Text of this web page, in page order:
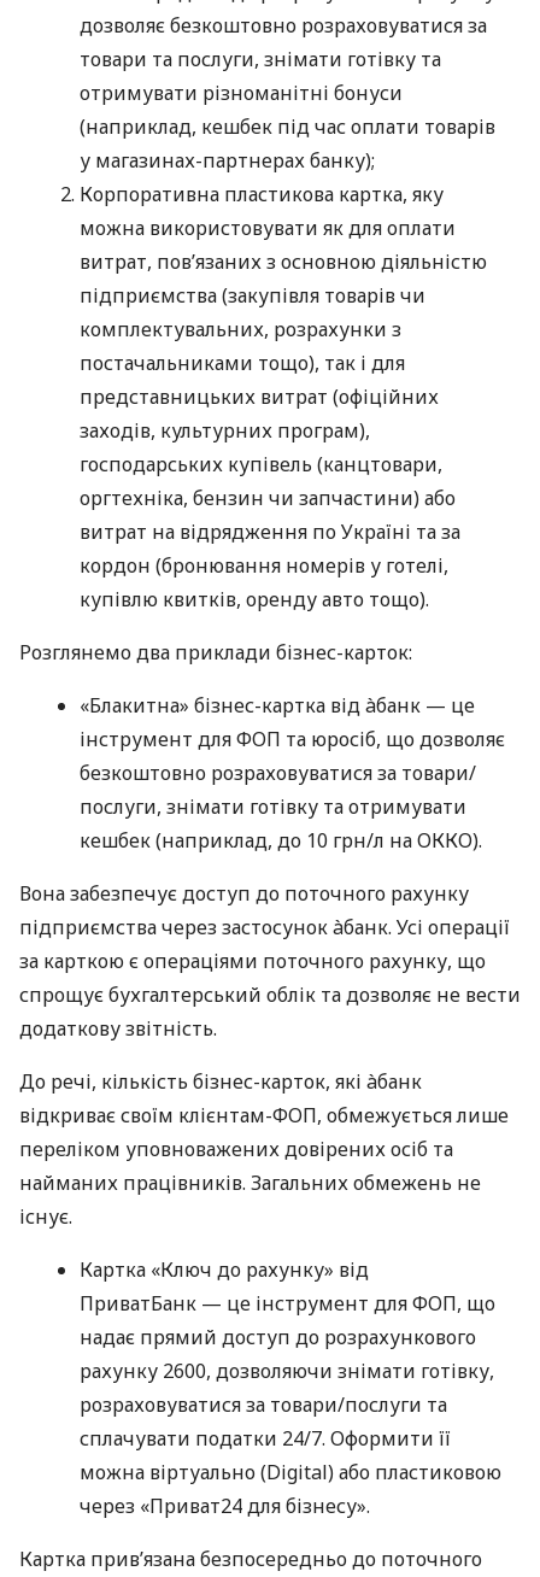
дозволяє безкоштовно розраховуватися за
товари та послуги, знімати готівку та
отримувати різноманітні бонуси
(наприклад, кешбек під час оплати товарів
у магазинах-партнерах банку);
Корпоративна пластикова картка, яку
можна використовувати як для оплати
витрат, пов’язаних з основною діяльністю
підприємства (закупівля товарів чи
комплектувальних, розрахунки з
постачальниками тощо), так і для
представницьких витрат (офіційних
заходів, культурних програм),
господарських купівель (канцтовари,
оргтехніка, бензин чи запчастини) або
витрат на відрядження по Україні та за
кордон (бронювання номерів у готелі,
купівлю квитків, оренду авто тощо).
Розглянемо два приклади бізнес-карток:
«Блакитна» бізнес-картка від àбанк — це
інструмент для ФОП та юросіб, що дозволяє
безкоштовно розраховуватися за товари/
послуги, знімати готівку та отримувати
кешбек (наприклад, до 10 грн/л на ОККО).
Вона забезпечує доступ до поточного рахунку
підприємства через застосунок àбанк. Усі операції
за карткою є операціями поточного рахунку, що
спрощує бухгалтерський облік та дозволяє не вести
додаткову звітність.
До речі, кількість бізнес-карток, які àбанк
відкриває своїм клієнтам-ФОП, обмежується лише
переліком уповноважених довірених осіб та
найманих працівників. Загальних обмежень не
існує.
Картка «Ключ до рахунку» від
ПриватБанк — це інструмент для ФОП, що
надає прямий доступ до розрахункового
рахунку 2600, дозволяючи знімати готівку,
розраховуватися за товари/послуги та
сплачувати податки 24/7. Оформити її
можна віртуально (Digital) або пластиковою
через «Приват24 для бізнесу».
Картка прив’язана безпосередньо до поточного